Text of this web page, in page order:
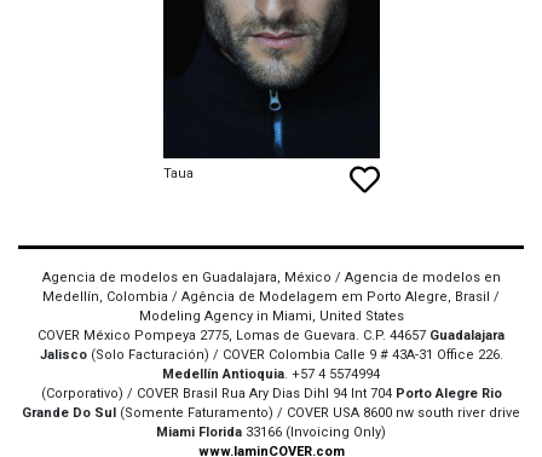
Taua
Agencia de modelos en Guadalajara, México / Agencia de modelos en
Medellín, Colombia / Agência de Modelagem em Porto Alegre, Brasil /
Modeling Agency in Miami, United States
COVER México Pompeya 2775, Lomas de Guevara. C.P. 44657 Guadalajara
Jalisco(Solo Facturación) / COVER Colombia Calle 9 # 43A-31 Office 226.
Medellín Antioquia. +57 4 5574994
(Corporativo) / COVER Brasil Rua Ary Dias Dihl 94 Int 704 Porto Alegre Rio
Grande Do Sul
(Somente Faturamento) / COVER USA 8600 nw south river drive
Miami Florida 33166 (Invoicing Only)
www.IaminCOVER.com